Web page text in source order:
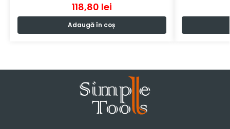
118,80 lei
Adaugă în coș